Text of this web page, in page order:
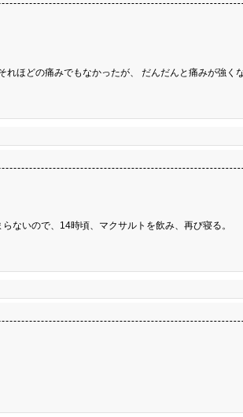
ほどの痛みでもなかったが、 だんだんと痛みが強く
ないので、14時頃、マクサルトを飲み、再び寝る。